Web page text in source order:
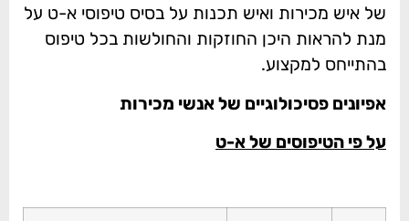
של איש מכירות ואיש תכנות על בסיס טיפוסי א-ט על
מנת להראות היכן החוזקות והחולשות בכל טיפוס
בהתייחס למקצוע.
אפיונים פסיכולוגיים של אנשי מכירות
על פי הטיפוסים של א-ט